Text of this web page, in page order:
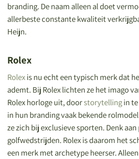
branding. De naam alleen al doet
allerbeste constante kwaliteit
Heijn.
Rolex
Rolexis nu echt een typisch merk dat
ademt. Bij Rolex lichten ze het imago
Rolex horloge uit, doorstorytellingin
in hun branding vaak bekende
ze zich bij exclusieve sporten. Denk
golfwedstrijden. Rolex is daarom het
een merk met archetype heerser.